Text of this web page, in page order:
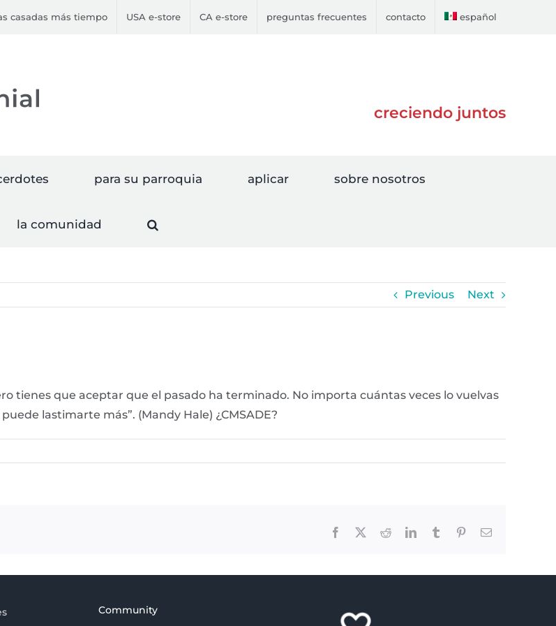
casadas más tiempo USA e-store CA e-store preguntas frecuentes contacto español
creciendo juntos
para su parroquia aplicar sobre nosotros
la comunidad
Previous Next
tienes que aceptar que el pasado ha terminado. No importa cuántas veces lo vuelvas
lastimarte más”. (Mandy Hale) ¿CMSADE?
Facebook RedditLinkedInTumblr PinterestEmail
Community